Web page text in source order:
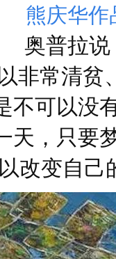
熊庆华作
奥普拉说
非常清贫
不可以没
天，只要
改变自己